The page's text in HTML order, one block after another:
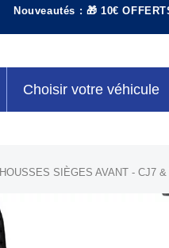
Nouveautés : 🎁 10€
Choisir votre véhicule
HOUSSES SIÈGES AVANT - CJ7